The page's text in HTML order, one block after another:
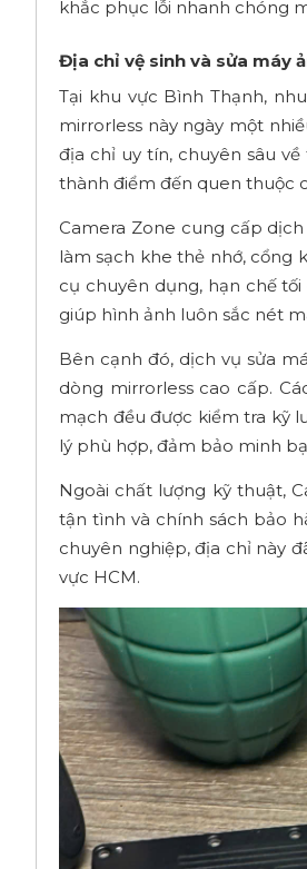
khắc phục lỗi nhanh chóng
Địa chỉ vệ sinh và sửa máy
Tại khu vực Bình Thạnh,
mirrorless này ngày một
địa chỉ uy tín, chuyên sâu
thành điểm đến quen thuộc
Camera Zone cung cấp
làm sạch khe thẻ nhớ, cổng
cụ chuyên dụng, hạn chế
giúp hình ảnh luôn sắc nét
Bên cạnh đó, dịch vụ sửa
dòng mirrorless cao cấp.
mạch đều được kiểm tra kỹ
lý phù hợp, đảm bảo minh
Ngoài chất lượng kỹ thuật,
tận tình và chính sách bảo
chuyên nghiệp, địa chỉ này
vực HCM.